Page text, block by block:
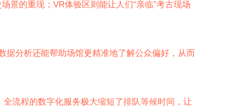
景的重现；VR体验区则能让人们“亲临”考古现场
据分析还能帮助场馆更精准地了解公众偏好，从而
流程的数字化服务极大缩短了排队等候时间，让